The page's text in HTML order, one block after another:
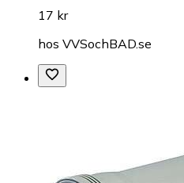
17 kr
hos VVSochBAD.se